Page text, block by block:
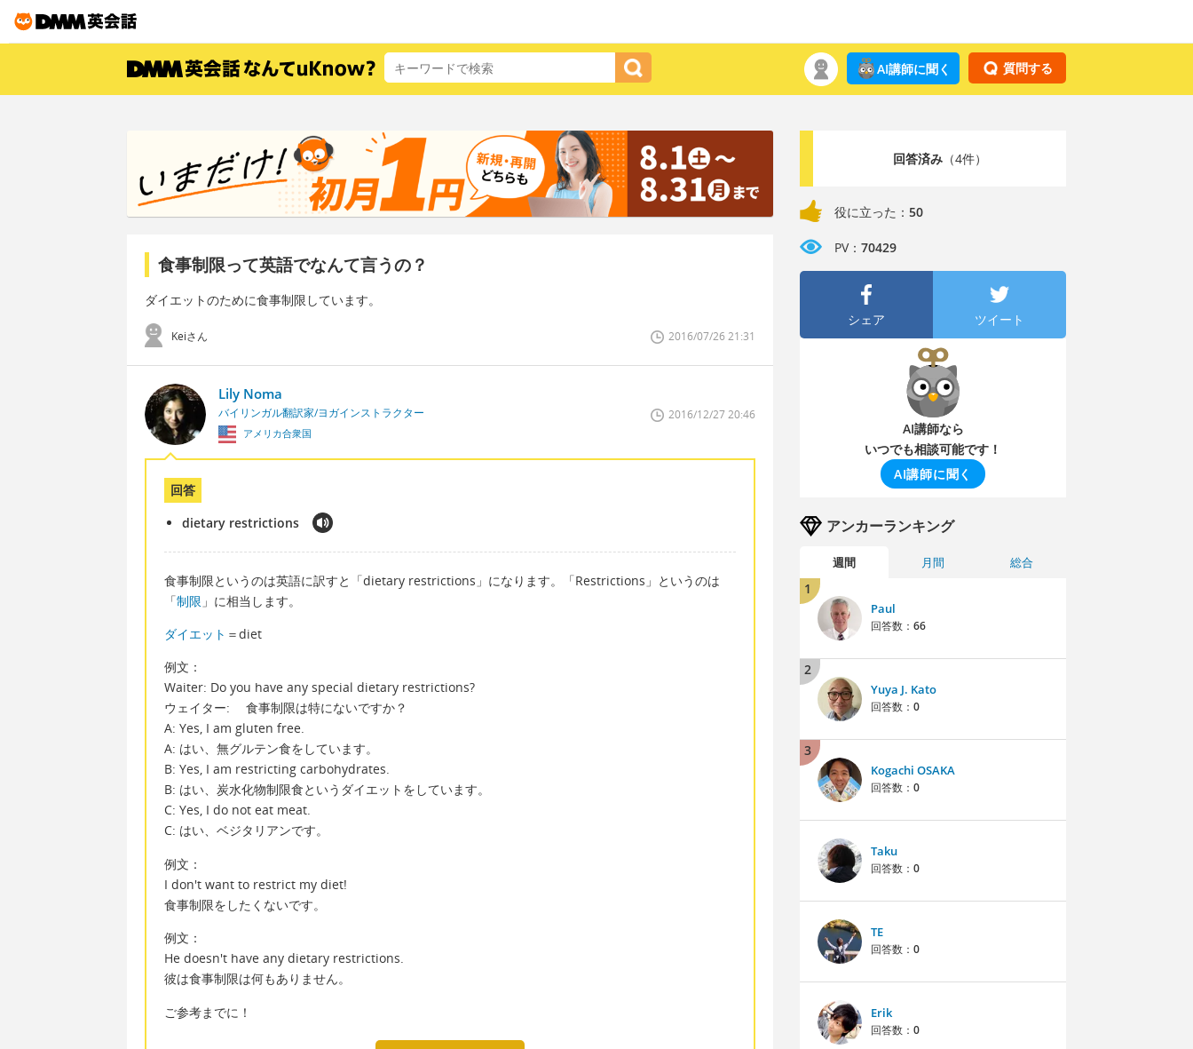
質問する
AI講師に聞く
食事制限って英語でなんて言うの？
ダイエットのために食事制限しています。
Keiさん 2016/07/26 21:31
Lily Noma
バイリンガル翻訳家/ヨガインストラクター
アメリカ合衆国
2016/12/27 20:46
回答
dietary restrictions
食事制限というのは英語に訳すと「dietary restrictions」になります。「Restrictions」というのは
「制限 」に相当します。
ダイエット ＝diet
例文：
Waiter: Do you have any special dietary restrictions?
ウェイター: 食事制限は特にないですか？
A: Yes, I am gluten free.
A: はい、無グルテン食をしています。
B: Yes, I am restricting carbohydrates.
B: はい、炭水化物制限食というダイエットをしています。
C: Yes, I do not eat meat.
C: はい、ベジタリアンです。
例文：
I don't want to restrict my diet!
食事制限をしたくないです。
例文：
He doesn't have any dietary restrictions.
彼は食事制限は何もありません。
ご参考までに！
回答済み（4件）
役に立った： 50
PV： 70429
シェア ツイート
AI講師なら
いつでも相談可能です！
AI講師に聞く
アンカーランキング
週間 月間 総合
1
Paul
回答数： 66
2
Yuya J. Kato
回答数： 0
3
Kogachi OSAKA
回答数： 0
Taku
回答数： 0
TE
回答数： 0
Erik
回答数： 0